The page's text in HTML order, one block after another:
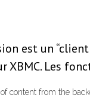
est un “client
XBMC. Les
content from the